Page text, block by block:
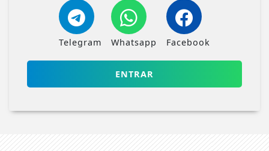
Telegram Whatsapp Facebook
ENTRAR